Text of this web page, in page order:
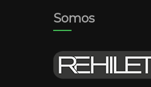
Somos